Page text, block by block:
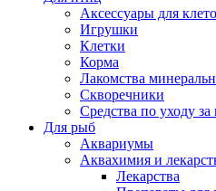
Аксессуары для
Игрушки
Клетки
Корма
Лакомства
Скворечники
Средства по уходу за
Для рыб
Аквариумы
Аквахимия и
Лекарства